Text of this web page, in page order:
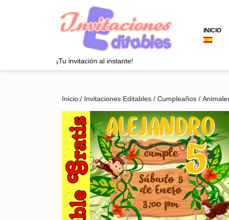
¡Tu invitación al instante!
INICIO
Inicio / Invitaciones Editables / Cumpleaños /